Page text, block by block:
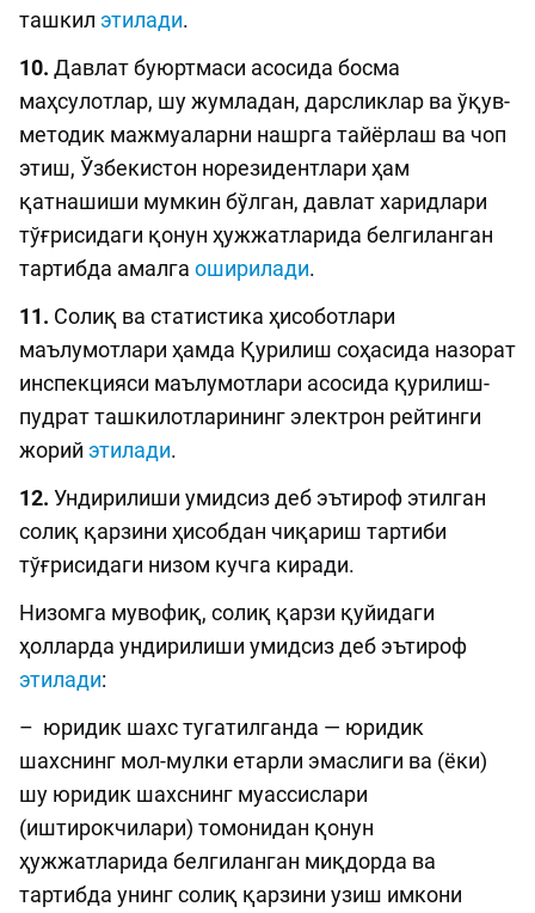
ташкил этилади.
10. Давлат буюртмаси асосида босма
маҳсулотлар, шу жумладан, дарсликлар ва ўқув-
методик мажмуаларни нашрга тайёрлаш ва чоп
этиш, Ўзбекистон норезидентлари ҳам
қатнашиши мумкин бўлган, давлат харидлари
тўғрисидаги қонун ҳужжатларида белгиланган
тартибда амалга оширилади.
11. Солиқ ва статистика ҳисоботлари
маълумотлари ҳамда Қурилиш соҳасида назорат
инспекцияси маълумотлари асосида қурилиш-
пудрат ташкилотларининг электрон рейтинги
жорий этилади.
12. Ундирилиши умидсиз деб эътироф этилган
солиқ қарзини ҳисобдан чиқариш тартиби
тўғрисидаги низом кучга киради.
Низомга мувофиқ, солиқ қарзи қуйидаги
ҳолларда ундирилиши умидсиз деб эътироф
этилади:
– юридик шахс тугатилганда — юридик
шахснинг мол-мулки етарли эмаслиги ва (ёки)
шу юридик шахснинг муассислари
(иштирокчилари) томонидан қонун
ҳужжатларида белгиланган миқдорда ва
тартибда унинг солиқ қарзини узиш имкони